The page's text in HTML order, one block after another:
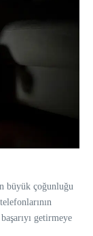
büyük çoğunluğu
getirmeye